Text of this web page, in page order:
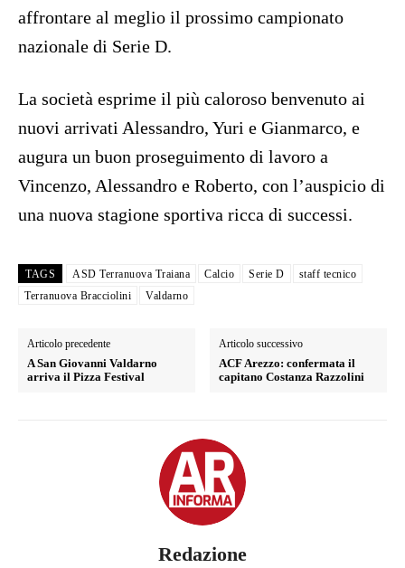
affrontare al meglio il prossimo campionato
nazionale di Serie D.
La società esprime il più caloroso benvenuto ai
nuovi arrivati Alessandro, Yuri e Gianmarco, e
augura un buon proseguimento di lavoro a
Vincenzo, Alessandro e Roberto, con l’auspicio di
una nuova stagione sportiva ricca di successi.
TAGS ASD Terranuova Traiana Calcio Serie D
staff tecnico
Terranuova Bracciolini
Valdarno
Articolo precedente
A San Giovanni Valdarno
arriva il Pizza Festival
Articolo successivo
ACF Arezzo: confermata il
capitano Costanza Razzolini
Redazione